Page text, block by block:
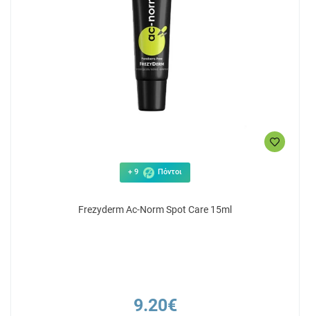
+ 9 Πόντοι
Frezyderm Ac-Norm Spot Care 15ml
9.20€